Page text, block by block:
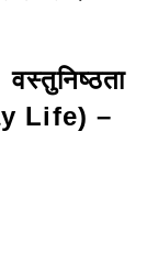
Life) –